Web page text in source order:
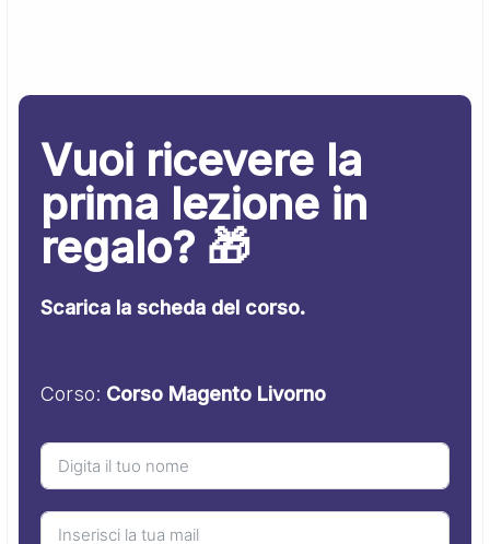
Vuoi ricevere la
prima lezione in
regalo? 🎁
Scarica la scheda del corso.
Corso: Corso Magento Livorno